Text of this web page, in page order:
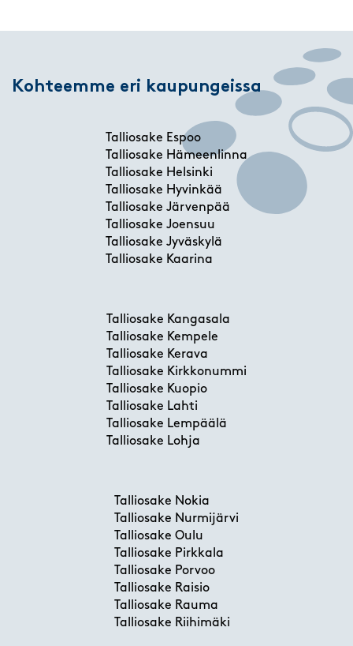
Kohteemme eri kaupungeissa
Talliosake Espoo
Talliosake Hämeenlinna
Talliosake Helsinki
Talliosake Hyvinkää
Talliosake Järvenpää
Talliosake Joensuu
Talliosake Jyväskylä
Talliosake Kaarina
Talliosake Kangasala
Talliosake Kempele
Talliosake Kerava
Talliosake Kirkkonummi
Talliosake Kuopio
Talliosake Lahti
Talliosake Lempäälä
Talliosake Lohja
Talliosake Nokia
Talliosake Nurmijärvi
Talliosake Oulu
Talliosake Pirkkala
Talliosake Porvoo
Talliosake Raisio
Talliosake Rauma
Talliosake Riihimäki